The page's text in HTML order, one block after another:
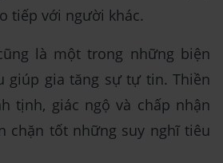
tiếp với người khác.
là một trong những biện
giúp gia tăng sự tự tin. Thiền
tịnh, giác ngộ và chấp nhận
chặn tốt những suy nghĩ tiêu